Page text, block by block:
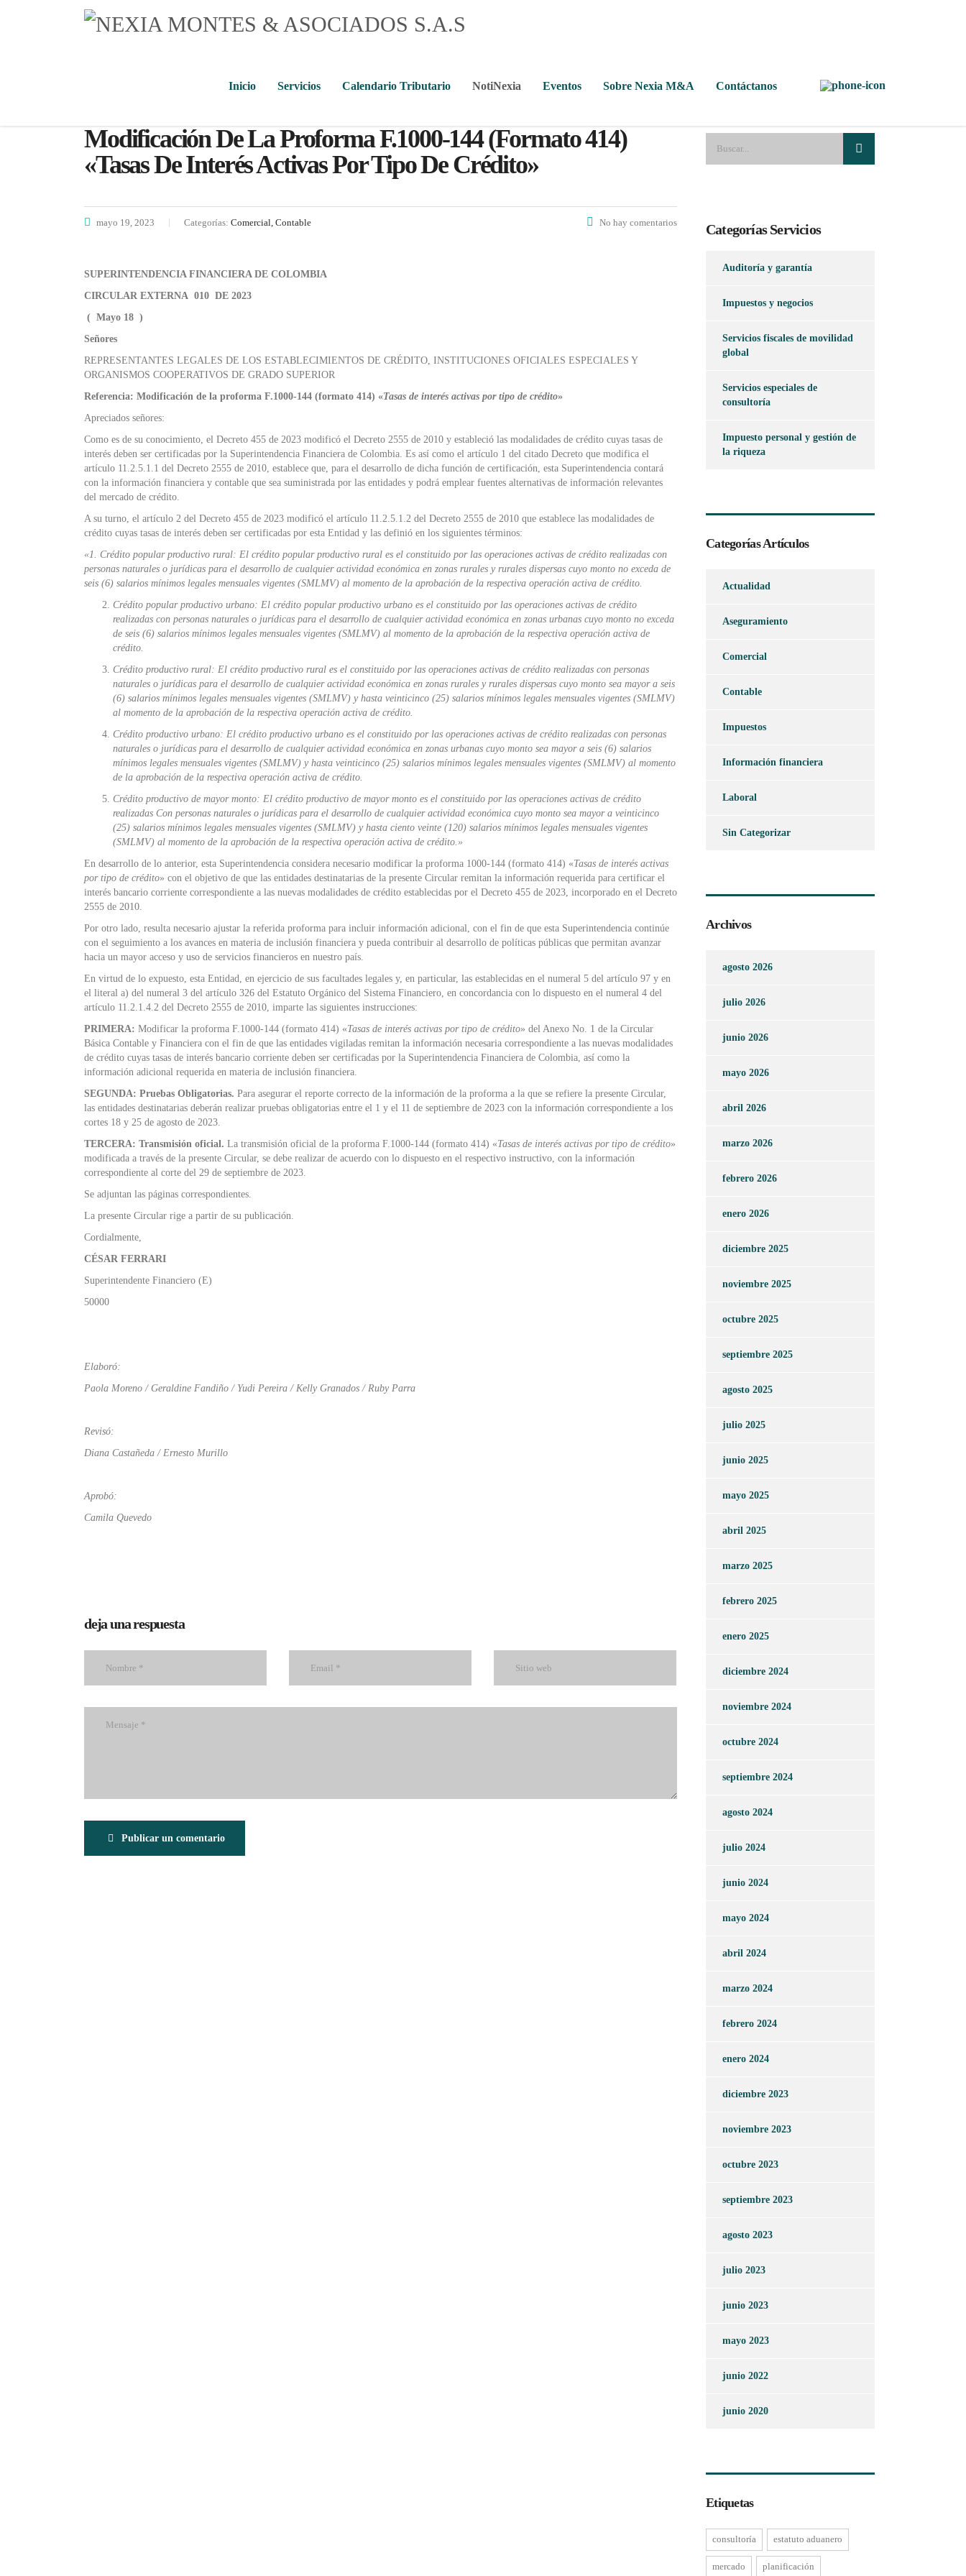
Inicio Servicios Calendario Tributario NotiNexia Eventos Sobre Nexia M&A Contáctanos
Modificación De La Proforma F.1000-144 (formato 414)
«Tasas De Interés Activas Por Tipo De Crédito»
mayo 19, 2023 Categorías: Comercial, Contable No hay comentarios
SUPERINTENDENCIA FINANCIERA DE COLOMBIA
CIRCULAR EXTERNA 010 DE 2023
( Mayo 18 )
Señores
REPRESENTANTES LEGALES DE LOS ESTABLECIMIENTOS DE CRÉDITO, INSTITUCIONES OFICIALES ESPECIALES Y
ORGANISMOS COOPERATIVOS DE GRADO SUPERIOR
Referencia: Modificación de la proforma F.1000-144 (formato 414) «Tasas de interés activas por tipo de crédito»
Apreciados señores:
Como es de su conocimiento, el Decreto 455 de 2023 modificó el Decreto 2555 de 2010 y estableció las modalidades de crédito cuyas tasas de
interés deben ser certificadas por la Superintendencia Financiera de Colombia. Es así como el artículo 1 del citado Decreto que modifica el
artículo 11.2.5.1.1 del Decreto 2555 de 2010, establece que, para el desarrollo de dicha función de certificación, esta Superintendencia contará
con la información financiera y contable que sea suministrada por las entidades y podrá emplear fuentes alternativas de información relevantes
del mercado de crédito.
A su turno, el artículo 2 del Decreto 455 de 2023 modificó el artículo 11.2.5.1.2 del Decreto 2555 de 2010 que establece las modalidades de
crédito cuyas tasas de interés deben ser certificadas por esta Entidad y las definió en los siguientes términos:
«1. Crédito popular productivo rural: El crédito popular productivo rural es el constituido por las operaciones activas de crédito realizadas con
personas naturales o jurídicas para el desarrollo de cualquier actividad económica en zonas rurales y rurales dispersas cuyo monto no exceda de
seis (6) salarios mínimos legales mensuales vigentes (SMLMV) al momento de la aprobación de la respectiva operación activa de crédito.
Crédito popular productivo urbano: El crédito popular productivo urbano es el constituido por las operaciones activas de crédito
realizadas con personas naturales o jurídicas para el desarrollo de cualquier actividad económica en zonas urbanas cuyo monto no exceda
de seis (6) salarios mínimos legales mensuales vigentes (SMLMV) al momento de la aprobación de la respectiva operación activa de
crédito.
Crédito productivo rural: El crédito productivo rural es el constituido por las operaciones activas de crédito realizadas con personas
naturales o jurídicas para el desarrollo de cualquier actividad económica en zonas rurales y rurales dispersas cuyo monto sea mayor a seis
(6) salarios mínimos legales mensuales vigentes (SMLMV) y hasta veinticinco (25) salarios mínimos legales mensuales vigentes (SMLMV)
al momento de la aprobación de la respectiva operación activa de crédito.
Crédito productivo urbano: El crédito productivo urbano es el constituido por las operaciones activas de crédito realizadas con personas
naturales o jurídicas para el desarrollo de cualquier actividad económica en zonas urbanas cuyo monto sea mayor a seis (6) salarios
mínimos legales mensuales vigentes (SMLMV) y hasta veinticinco (25) salarios mínimos legales mensuales vigentes (SMLMV) al momento
de la aprobación de la respectiva operación activa de crédito.
Crédito productivo de mayor monto: El crédito productivo de mayor monto es el constituido por las operaciones activas de crédito
realizadas Con personas naturales o jurídicas para el desarrollo de cualquier actividad económica cuyo monto sea mayor a veinticinco
(25) salarios mínimos legales mensuales vigentes (SMLMV) y hasta ciento veinte (120) salarios mínimos legales mensuales vigentes
(SMLMV) al momento de la aprobación de la respectiva operación activa de crédito.»
En desarrollo de lo anterior, esta Superintendencia considera necesario modificar la proforma 1000-144 (formato 414) «Tasas de interés activas
por tipo de crédito» con el objetivo de que las entidades destinatarias de la presente Circular remitan la información requerida para certificar el
interés bancario corriente correspondiente a las nuevas modalidades de crédito establecidas por el Decreto 455 de 2023, incorporado en el Decreto
2555 de 2010.
Por otro lado, resulta necesario ajustar la referida proforma para incluir información adicional, con el fin de que esta Superintendencia continúe
con el seguimiento a los avances en materia de inclusión financiera y pueda contribuir al desarrollo de políticas públicas que permitan avanzar
hacia un mayor acceso y uso de servicios financieros en nuestro país.
En virtud de lo expuesto, esta Entidad, en ejercicio de sus facultades legales y, en particular, las establecidas en el numeral 5 del artículo 97 y en
el literal a) del numeral 3 del artículo 326 del Estatuto Orgánico del Sistema Financiero, en concordancia con lo dispuesto en el numeral 4 del
artículo 11.2.1.4.2 del Decreto 2555 de 2010, imparte las siguientes instrucciones:
PRIMERA: Modificar la proforma F.1000-144 (formato 414) «Tasas de interés activas por tipo de crédito» del Anexo No. 1 de la Circular
Básica Contable y Financiera con el fin de que las entidades vigiladas remitan la información necesaria correspondiente a las nuevas modalidades
de crédito cuyas tasas de interés bancario corriente deben ser certificadas por la Superintendencia Financiera de Colombia, así como la
información adicional requerida en materia de inclusión financiera.
SEGUNDA: Pruebas Obligatorias. Para asegurar el reporte correcto de la información de la proforma a la que se refiere la presente Circular,
las entidades destinatarias deberán realizar pruebas obligatorias entre el 1 y el 11 de septiembre de 2023 con la información correspondiente a los
cortes 18 y 25 de agosto de 2023.
TERCERA: Transmisión oficial. La transmisión oficial de la proforma F.1000-144 (formato 414) «Tasas de interés activas por tipo de crédito»
modificada a través de la presente Circular, se debe realizar de acuerdo con lo dispuesto en el respectivo instructivo, con la información
correspondiente al corte del 29 de septiembre de 2023.
Se adjuntan las páginas correspondientes.
La presente Circular rige a partir de su publicación.
Cordialmente,
CÉSAR FERRARI
Superintendente Financiero (E)
50000
Elaboró:
Paola Moreno / Geraldine Fandiño / Yudi Pereira / Kelly Granados / Ruby Parra
Revisó:
Diana Castañeda / Ernesto Murillo
Aprobó:
Camila Quevedo
deja una respuesta
Publicar un comentario
Categorías Servicios
Auditoría y garantía
Impuestos y negocios
Servicios fiscales de movilidad
global
Servicios especiales de
consultoría
Impuesto personal y gestión de
la riqueza
Categorías Artículos
Actualidad
Aseguramiento
Comercial
Contable
Impuestos
Información financiera
Laboral
Sin Categorizar
Archivos
agosto 2026
julio 2026
junio 2026
mayo 2026
abril 2026
marzo 2026
febrero 2026
enero 2026
diciembre 2025
noviembre 2025
octubre 2025
septiembre 2025
agosto 2025
julio 2025
junio 2025
mayo 2025
abril 2025
marzo 2025
febrero 2025
enero 2025
diciembre 2024
noviembre 2024
octubre 2024
septiembre 2024
agosto 2024
julio 2024
junio 2024
mayo 2024
abril 2024
marzo 2024
febrero 2024
enero 2024
diciembre 2023
noviembre 2023
octubre 2023
septiembre 2023
agosto 2023
julio 2023
junio 2023
mayo 2023
junio 2022
junio 2020
Etiquetas
consultoría estatuto aduanero
mercado planificación